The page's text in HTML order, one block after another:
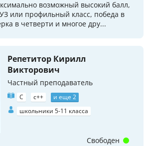
возможный высокий балл,
или профильный класс, победа в
в четверти и многое дру...
Репетитор Кирилл
Викторович
Частный преподаватель
C c++
и еще 2
школьники 5-11 класса
Свободен